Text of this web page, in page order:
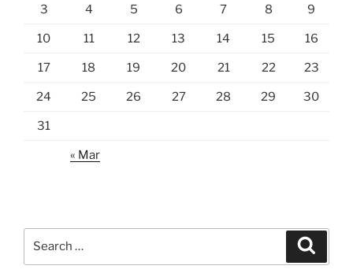
3 4 5 6 7 8 9
10 11 12 13 14 15 16
17 18 19 20 21 22 23
24 25 26 27 28 29 30
31
« Mar